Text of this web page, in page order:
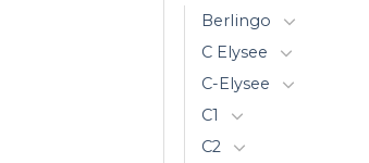
Berlingo
C Elysee
C-Elysee
C1
C2